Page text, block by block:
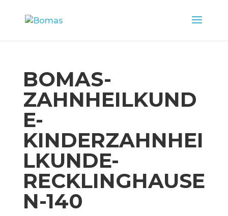
BOMAS-
ZAHNHEILKUND
E-
KINDERZAHNHEI
LKUNDE-
RECKLINGHAUSE
N-140